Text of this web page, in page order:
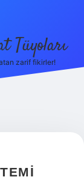
Tüyoları
zarif fikirler!